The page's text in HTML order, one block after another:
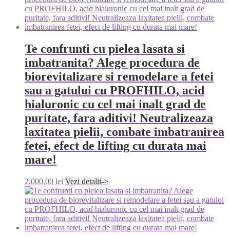
Te confrunti cu pielea lasata si
imbatranita? Alege procedura de
biorevitalizare si remodelare a fetei
sau a gatului cu PROFHILO, acid
hialuronic cu cel mai inalt grad de
puritate, fara aditivi! Neutralizeaza
laxitatea pielii, combate imbatranirea
fetei, efect de lifting cu durata mai
mare!
2.000,00 lei Vezi detalii->